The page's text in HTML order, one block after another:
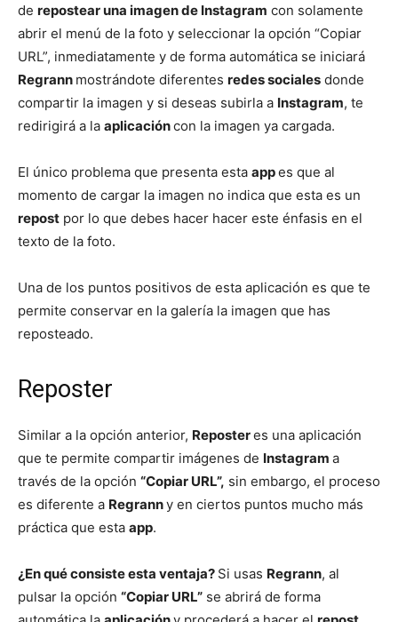
de repostear una imagen de Instagram con solamente
abrir el menú de la foto y seleccionar la opción “Copiar
URL”, inmediatamente y de forma automática se iniciará
Regrann mostrándote diferentes redes sociales donde
compartir la imagen y si deseas subirla a Instagram, te
redirigirá a la aplicacióncon la imagen ya cargada.
El único problema que presenta esta appes que al
momento de cargar la imagen no indica que esta es un
repost por lo que debes hacer hacer este énfasis en el
texto de la foto.
Una de los puntos positivos de esta aplicación es que te
permite conservar en la galería la imagen que has
reposteado.
Reposter
Similar a la opción anterior, Reposteres una aplicación
que te permite compartir imágenes de Instagram a
través de la opción “Copiar URL”, sin embargo, el proceso
es diferente a Regranny en ciertos puntos mucho más
práctica que esta app.
¿En qué consiste esta ventaja? Si usas Regrann, al
pulsar la opción “Copiar URL” se abrirá de forma